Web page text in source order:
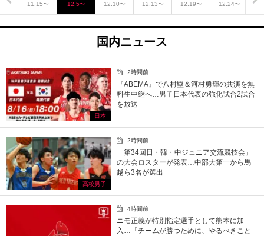
〜 11.15〜 12.5〜 12.10〜 12.13〜 12.19〜 12.24〜
国内ニュース
日本
2時間前
『ABEMA』で八村塁＆河村勇輝の共演を無
料生中継へ…男子日本代表の強化試合2試合
を放送
高校男子
2時間前
「第34回日・韓・中ジュニア交流競技会」
の大会ロスターが発表…中部大第一から馬
越ら3名が選出
4時間前
ニモ正義が特別指定選手として熊本に加
入…「チームが勝つために、やるべきこと